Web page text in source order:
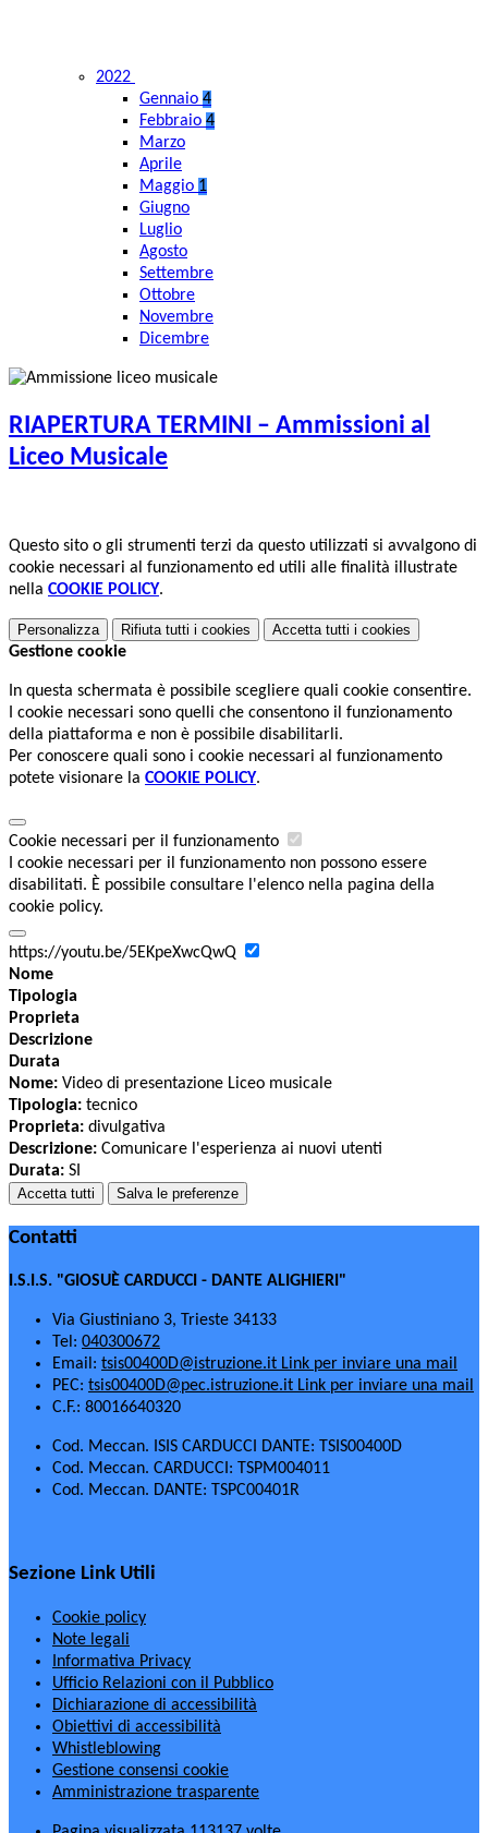
2022
Gennaio 4
Febbraio 4
Marzo
Aprile
Maggio 1
Giugno
Luglio
Agosto
Settembre
Ottobre
Novembre
Dicembre
RIAPERTURA TERMINI – Ammissioni al
Liceo Musicale
Questo sito o gli strumenti terzi da questo utilizzati si avvalgono di
cookie necessari al funzionamento ed utili alle finalità illustrate
nella COOKIE POLICY.
Personalizza Rifiuta tutti i cookies Accetta tutti i cookies
Gestione cookie
In questa schermata è possibile scegliere quali cookie consentire.
I cookie necessari sono quelli che consentono il funzionamento
della piattaforma e non è possibile disabilitarli.
Per conoscere quali sono i cookie necessari al funzionamento
potete visionare la COOKIE POLICY.
Cookie necessari per il funzionamento
I cookie necessari per il funzionamento non possono essere
disabilitati. È possibile consultare l'elenco nella pagina della
cookie policy.
https://youtu.be/5EKpeXwcQwQ
Nome
Tipologia
Proprieta
Descrizione
Durata
Nome: Video di presentazione Liceo musicale
Tipologia: tecnico
Proprieta: divulgativa
Descrizione: Comunicare l'esperienza ai nuovi utenti
Durata: SI
Accetta tutti Salva le preferenze
Contatti
I.S.I.S. "GIOSUÈ CARDUCCI - DANTE ALIGHIERI"
Via Giustiniano 3, Trieste 34133
Tel: 040300672
Email: tsis00400D@istruzione.it Link per inviare una mail
PEC: tsis00400D@pec.istruzione.it Link per inviare una mail
C.F.: 80016640320
Cod. Meccan. ISIS CARDUCCI DANTE: TSIS00400D
Cod. Meccan. CARDUCCI: TSPM004011
Cod. Meccan. DANTE: TSPC00401R
Sezione Link Utili
Cookie policy
Note legali
Informativa Privacy
Ufficio Relazioni con il Pubblico
Dichiarazione di accessibilità
Obiettivi di accessibilità
Whistleblowing
Gestione consensi cookie
Amministrazione trasparente